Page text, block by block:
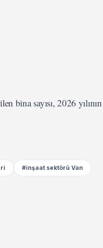
bina sayısı, 2026 yılının
#inşaat sektörü Van